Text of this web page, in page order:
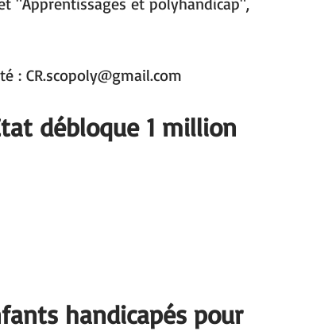
: CR.scopoly@gmail.com
débloque 1 million
handicapés pour